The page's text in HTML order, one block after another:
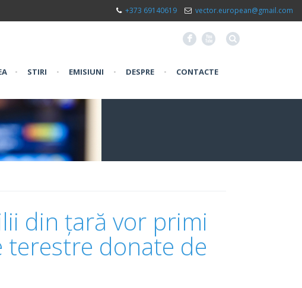
+373 69140619 vector.european@gmail.com
F X
• STIRI • EMISIUNI • DESPRE • CONTACTE
din țară vor primi
donate de